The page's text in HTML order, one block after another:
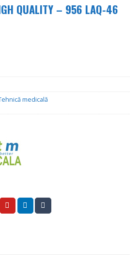
QUALITY – 956 LAQ-46
medicală